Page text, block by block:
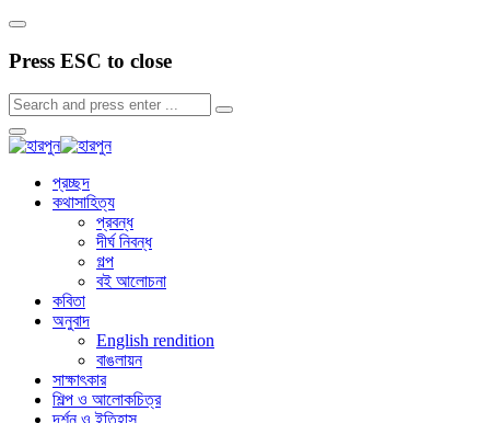
Press ESC to close
প্রচ্ছদ
কথাসাহিত্য
প্রবন্ধ
দীর্ঘ নিবন্ধ
গল্প
বই আলোচনা
কবিতা
অনুবাদ
English rendition
বাঙলায়ন
সাক্ষাৎকার
শিল্প ও আলোকচিত্র